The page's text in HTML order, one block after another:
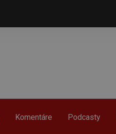
Komentáre Podcasty